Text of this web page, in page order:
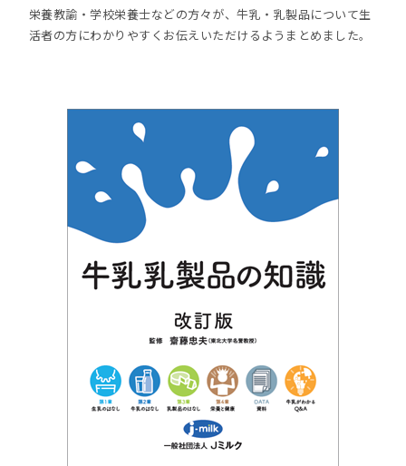
栄養教諭・学校栄養士などの方々が、牛乳・乳製品について生
活者の方にわかりやすくお伝えいただけるようまとめました。